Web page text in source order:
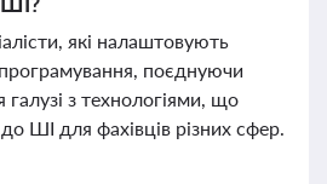
які налаштовують
поєднуючи
галузі з технологіями, що
ШІ для фахівців різних сфер.